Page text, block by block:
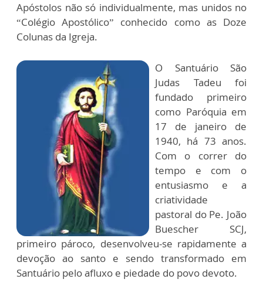
Apóstolos não só individualmente, mas unidos no
“Colégio Apostólico” conhecido como as Doze
Colunas da Igreja.
O Santuário São
Judas Tadeu foi
fundado primeiro
como Paróquia em
17 de janeiro de
1940, há 73 anos.
Com o correr do
tempo e com o
entusiasmo e a
criatividade
pastoral do Pe. João
Buescher SCJ,
primeiro pároco, desenvolveu-se rapidamente a
devoção ao santo e sendo transformado em
Santuário pelo afluxo e piedade do povo devoto.